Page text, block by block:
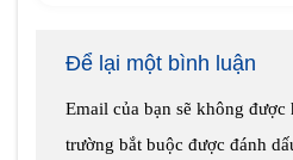
Để lại một bình luận
Email của bạn sẽ không
trường bắt buộc được đánh